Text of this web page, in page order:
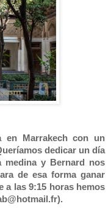
en Marrakech con un
dedicar un día
y Bernard nos
de esa forma ganar
a las 9:15 horas hemos